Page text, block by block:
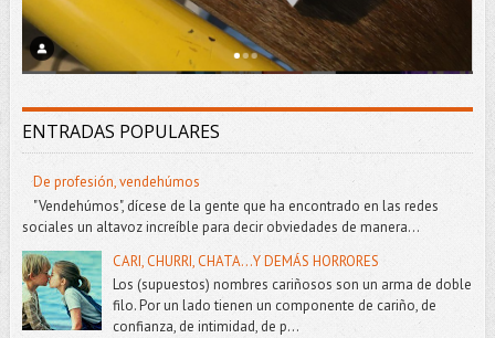
ENTRADAS POPULARES
De profesión, vendehúmos
"Vendehúmos", dícese de la gente que ha encontrado en las redes
sociales un altavoz increíble para decir obviedades de manera...
CARI, CHURRI, CHATA...Y DEMÁS HORRORES
Los (supuestos) nombres cariñosos son un arma de doble
filo. Por un lado tienen un componente de cariño, de
confianza, de intimidad, de p...